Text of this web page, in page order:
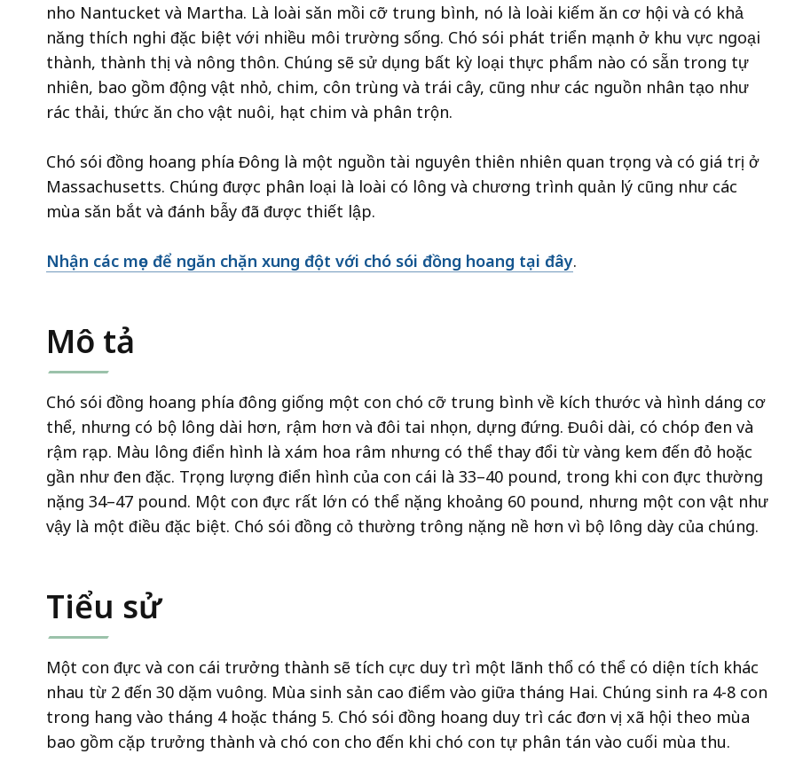
nho Nantucket và Martha. Là loài săn mồi cỡ trung bình, nó là loài kiếm ăn cơ hội và có khả
năng thích nghi đặc biệt với nhiều môi trường sống. Chó sói phát triển mạnh ở khu vực ngoại
thành, thành thị và nông thôn. Chúng sẽ sử dụng bất kỳ loại thực phẩm nào có sẵn trong tự
nhiên, bao gồm động vật nhỏ, chim, côn trùng và trái cây, cũng như các nguồn nhân tạo như
rác thải, thức ăn cho vật nuôi, hạt chim và phân trộn.
Chó sói đồng hoang phía Đông là một nguồn tài nguyên thiên nhiên quan trọng và có giá trị ở
Massachusetts. Chúng được phân loại là loài có lông và chương trình quản lý cũng như các
mùa săn bắt và đánh bẫy đã được thiết lập.
Nhận các mẹo để ngăn chặn xung đột với chó sói đồng hoang tại đây.
Mô tả
Chó sói đồng hoang phía đông giống một con chó cỡ trung bình về kích thước và hình dáng cơ
thể, nhưng có bộ lông dài hơn, rậm hơn và đôi tai nhọn, dựng đứng. Đuôi dài, có chóp đen và
rậm rạp. Màu lông điển hình là xám hoa râm nhưng có thể thay đổi từ vàng kem đến đỏ hoặc
gần như đen đặc. Trọng lượng điển hình của con cái là 33–40 pound, trong khi con đực thường
nặng 34–47 pound. Một con đực rất lớn có thể nặng khoảng 60 pound, nhưng một con vật như
vậy là một điều đặc biệt. Chó sói đồng cỏ thường trông nặng nề hơn vì bộ lông dày của chúng.
Tiểu sử
Một con đực và con cái trưởng thành sẽ tích cực duy trì một lãnh thổ có thể có diện tích khác
nhau từ 2 đến 30 dặm vuông. Mùa sinh sản cao điểm vào giữa tháng Hai. Chúng sinh ra 4-8 con
trong hang vào tháng 4 hoặc tháng 5. Chó sói đồng hoang duy trì các đơn vị xã hội theo mùa
bao gồm cặp trưởng thành và chó con cho đến khi chó con tự phân tán vào cuối mùa thu.